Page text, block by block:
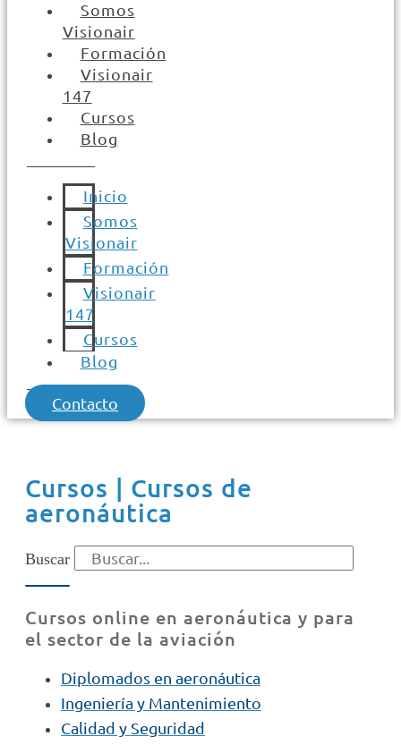
Somos
Visionair
Formación
Visionair
147
Cursos
Blog
Inicio
Somos
Visionair
Formación
Visionair
147
Cursos
Blog
Contacto
Cursos | Cursos de
aeronáutica
Buscar
Cursos online en aeronáutica y para
el sector de la aviación
Diplomados en aeronáutica
Ingeniería y Mantenimiento
Calidad y Seguridad